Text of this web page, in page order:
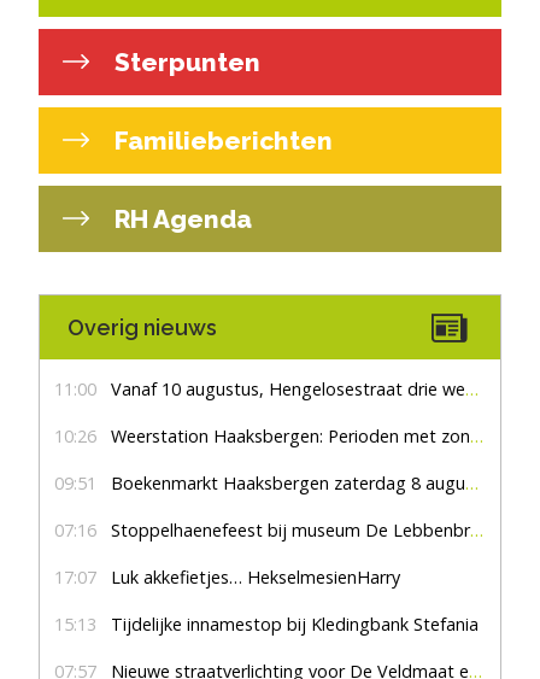
Sterpunten
Familieberichten
RH Agenda
Overig nieuws
11:00 Vanaf 10 augustus, Hengelosestraat drie weken dicht voor doorgaand verkeer
10:26 Weerstation Haaksbergen: Perioden met zon en droog
09:51 Boekenmarkt Haaksbergen zaterdag 8 augustus, marktplein Haaksbergen
07:16 Stoppelhaenefeest bij museum De Lebbenbrugge
17:07 Luk akkefietjes… HekselmesienHarry
15:13 Tijdelijke innamestop bij Kledingbank Stefania
07:57 Nieuwe straatverlichting voor De Veldmaat en De Pas